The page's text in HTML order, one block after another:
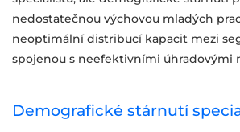
nedostatečnou výchovou mladých
neoptimální distribucí kapacit mezi
spojenou s neefektivními úhradovými
Demografické stárnutí